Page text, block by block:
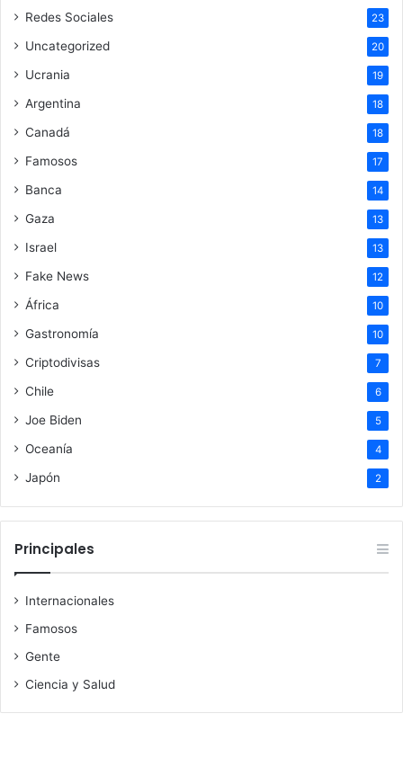
Redes Sociales 23
Uncategorized 20
Ucrania 19
Argentina 18
Canadá 18
Famosos 17
Banca 14
Gaza 13
Israel 13
Fake News 12
África 10
Gastronomía 10
Criptodivisas 7
Chile 6
Joe Biden 5
Oceanía 4
Japón 2
Principales
Internacionales
Famosos
Gente
Ciencia y Salud